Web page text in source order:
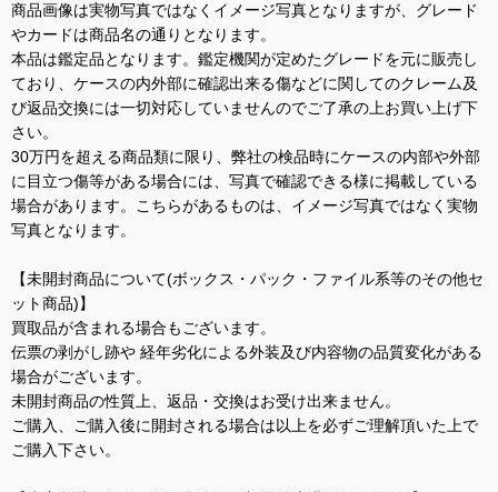
商品画像は実物写真ではなくイメージ写真となりますが、グレード
やカードは商品名の通りとなります。
本品は鑑定品となります。鑑定機関が定めたグレードを元に販売し
ており、ケースの内外部に確認出来る傷などに関してのクレーム及
び返品交換には一切対応していませんのでご了承の上お買い上げ下
さい。
30万円を超える商品類に限り、弊社の検品時にケースの内部や外部
に目立つ傷等がある場合には、写真で確認できる様に掲載している
場合があります。こちらがあるものは、イメージ写真ではなく実物
写真となります。
【未開封商品について(ボックス・パック・ファイル系等のその他セ
ット商品)】
買取品が含まれる場合もございます。
伝票の剥がし跡や 経年劣化による外装及び内容物の品質変化がある
場合がございます。
未開封商品の性質上、返品・交換はお受け出来ません。
ご購入、ご購入後に開封される場合は以上を必ずご理解頂いた上で
ご購入下さい。